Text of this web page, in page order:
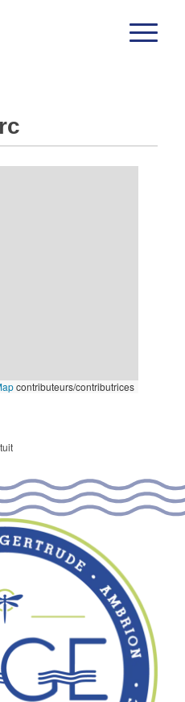
contributeurs/contributrices